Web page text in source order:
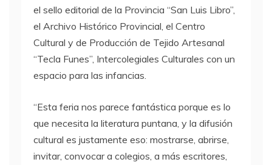
el sello editorial de la Provincia “San Luis Libro”,
el Archivo Histórico Provincial, el Centro
Cultural y de Producción de Tejido Artesanal
“Tecla Funes”, Intercolegiales Culturales con un
espacio para las infancias.
“Esta feria nos parece fantástica porque es lo
que necesita la literatura puntana, y la difusión
cultural es justamente eso: mostrarse, abrirse,
invitar, convocar a colegios, a más escritores,